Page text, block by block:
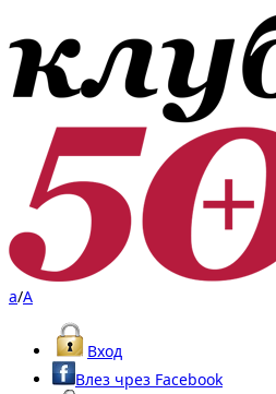
a/A
Вход
Влез чрез Facebook